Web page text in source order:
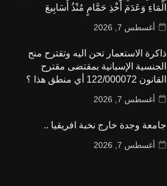
الْمَاءِ وَعَدَمَ أَخْذِ حَمَّامٍ مُنْذُ أَسَابِيعَ
أغسطس 7, 2026
ذاكرة الاستعمار تحن اليه وتقترح منح
الجنسية الإسبانية بمقتضى مقترح
القانون 122/000072 أي منطق هذا ؟
أغسطس 7, 2026
جامعة وجدة خارج نخبة افريقيا ..
أغسطس 7, 2026